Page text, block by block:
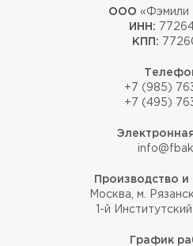
ООО «Фэмили
ИНН:
КПП:
+7 (985)
+7 (495)
Производство и
Москва, м.
1-й
График